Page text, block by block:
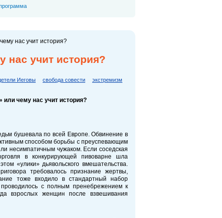
нас учит история?
нас учит история?
Иеговы свобода совести экстремизм
или чему нас учит история?
бушевала по всей Европе. Обвинение в
способом борьбы с преуспевающим
несимпатичным чужаком. Если соседская
в конкурирующей пивоварне шла
«улики» дьявольского вмешательства.
требовалось признание жертвы,
тоже входило в стандартный набор
с полным пренебрежением к
взрослых женщин после взвешивания